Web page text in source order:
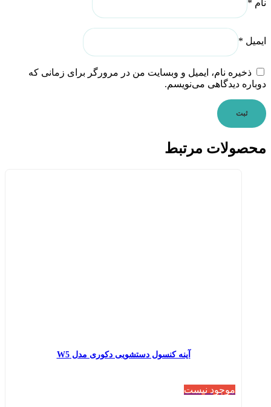
نام *
ایمیل *
ذخیره نام، ایمیل و وبسایت من در مرورگر برای زمانی که
دوباره دیدگاهی می‌نویسم.
محصولات مرتبط
آینه کنسول دستشویی دکوری مدل W5
موجود نیست